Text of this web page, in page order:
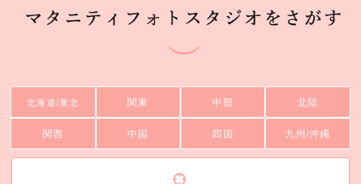
北海道/東北 関東 中部 北陸
関西 中国 四国 九州/沖縄